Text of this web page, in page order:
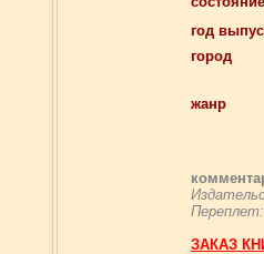
год
город
жанр
ЗАКАЗ